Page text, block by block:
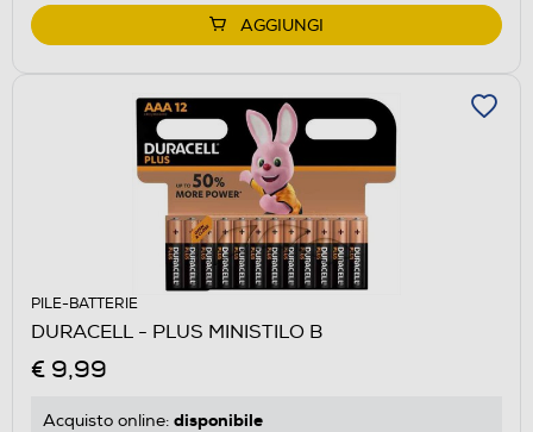
AGGIUNGI
PILE-BATTERIE
DURACELL - PLUS MINISTILO B
€ 9,99
Acquisto online: disponibile